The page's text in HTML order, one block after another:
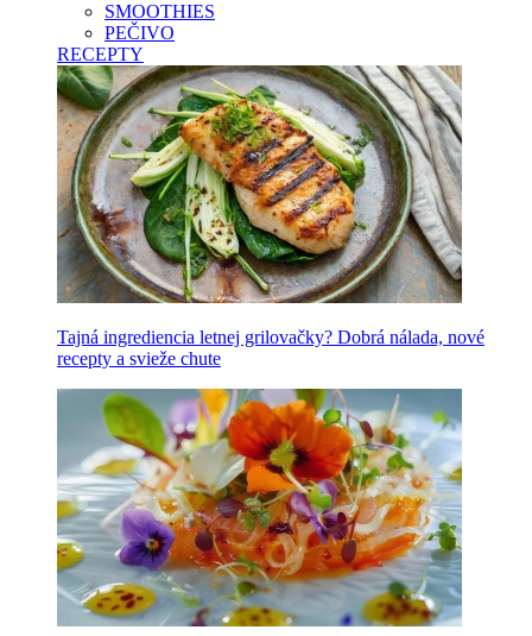
SMOOTHIES
PEČIVO
RECEPTY
Tajná ingrediencia letnej grilovačky? Dobrá nálada, nové
recepty a svieže chute